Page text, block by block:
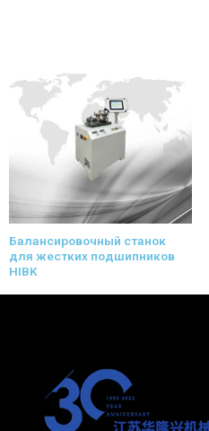
Балансировочный станок
для жестких подшипников
HIBK